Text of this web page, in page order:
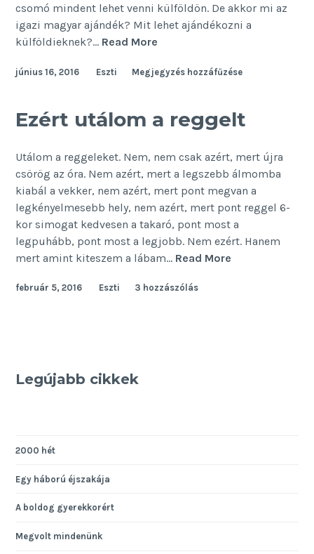
csomó mindent lehet venni külföldön. De akkor mi az
igazi magyar ajándék? Mit lehet ajándékozni a
külföldieknek?… Read More
ajándékot
mit?
június 16, 2016 Eszti Megjegyzés hozzáfűzése
Ezért utálom a reggelt
Utálom a reggeleket. Nem, nem csak azért, mert újra
csörög az óra. Nem azért, mert a legszebb álmomba
kiabál a vekker, nem azért, mert pont megvan a
legkényelmesebb hely, nem azért, mert pont reggel 6-
kor simogat kedvesen a takaró, pont most a
legpuhább, pont most a legjobb. Nem ezért. Hanem
mert amint kiteszem a lábam… Read More
február 5, 2016 Eszti 3 hozzászólás
Legújabb cikkek
2000 hét
Egy háború éjszakája
A boldog gyerekkorért
Megvolt mindenünk